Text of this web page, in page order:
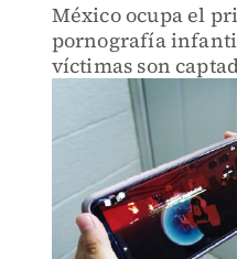
México ocupa el
pornografía
víctimas son